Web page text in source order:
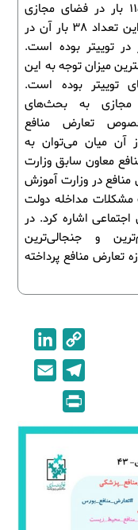
منافع مجموعا 115 بار در فضای مجازی
تکرار شد که از این تعداد 38 بار آن در
و 77 بار در توییتر بوده است.
میزان توجه به این
توییتر بوده است.
مجازی به بحث‌های
تعارض منافع
آن میان می‌توان به
معاون سابق وزارت
در وزارت آموزش
مداخله دولت
اشاره کرد. در
و جنجالی‌ترین
تعارض منافع پرداخته
o
p
y
L
i
n
k
i
n
e
e
l
e
g
r
i
r
n
t